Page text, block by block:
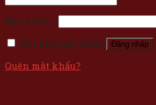
Mật khẩu *
Ghi nhớ mật khẩu
Đăng nhập
Quên mật khẩu?